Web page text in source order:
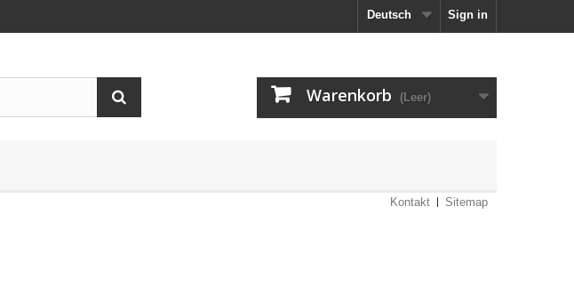
Sign in
Deutsch
Warenkorb (Leer)
Kontakt Sitemap